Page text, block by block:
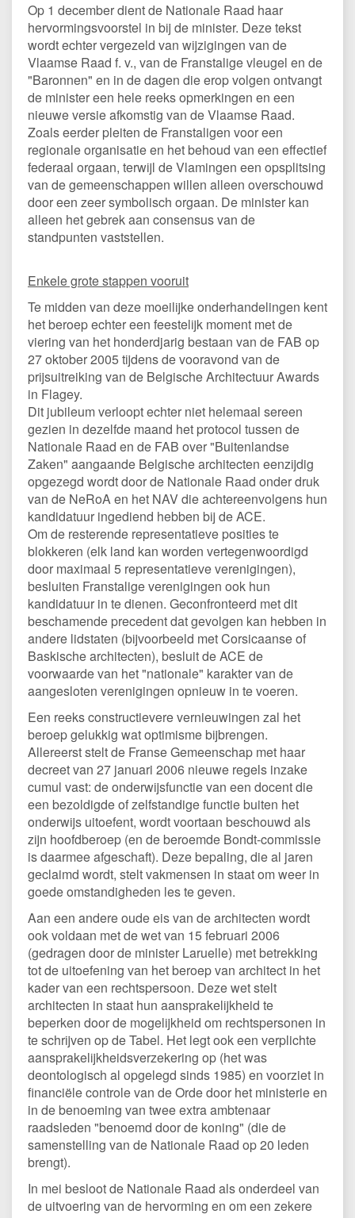
Op 1 december dient de Nationale Raad haar
hervormingsvoorstel in bij de minister. Deze tekst
wordt echter vergezeld van wijzigingen van de
Vlaamse Raad f. v., van de Franstalige vleugel en de
"Baronnen" en in de dagen die erop volgen ontvangt
de minister een hele reeks opmerkingen en een
nieuwe versie afkomstig van de Vlaamse Raad.
Zoals eerder pleiten de Franstaligen voor een
regionale organisatie en het behoud van een effectief
federaal orgaan, terwijl de Vlamingen een opsplitsing
van de gemeenschappen willen alleen overschouwd
door een zeer symbolisch orgaan. De minister kan
alleen het gebrek aan consensus van de
standpunten vaststellen.
Enkele grote stappen vooruit
Te midden van deze moeilijke onderhandelingen kent
het beroep echter een feestelijk moment met de
viering van het honderdjarig bestaan van de FAB op
27 oktober 2005 tijdens de vooravond van de
prijsuitreiking van de Belgische Architectuur Awards
in Flagey.
Dit jubileum verloopt echter niet helemaal sereen
gezien in dezelfde maand het protocol tussen de
Nationale Raad en de FAB over "Buitenlandse
Zaken" aangaande Belgische architecten eenzijdig
opgezegd wordt door de Nationale Raad onder druk
van de NeRoA en het NAV die achtereenvolgens hun
kandidatuur ingediend hebben bij de ACE.
Om de resterende representatieve posities te
blokkeren (elk land kan worden vertegenwoordigd
door maximaal 5 representatieve verenigingen),
besluiten Franstalige verenigingen ook hun
kandidatuur in te dienen. Geconfronteerd met dit
beschamende precedent dat gevolgen kan hebben in
andere lidstaten (bijvoorbeeld met Corsicaanse of
Baskische architecten), besluit de ACE de
voorwaarde van het "nationale" karakter van de
aangesloten verenigingen opnieuw in te voeren.
Een reeks constructievere vernieuwingen zal het
beroep gelukkig wat optimisme bijbrengen.
Allereerst stelt de Franse Gemeenschap met haar
decreet van 27 januari 2006 nieuwe regels inzake
cumul vast: de onderwijsfunctie van een docent die
een bezoldigde of zelfstandige functie buiten het
onderwijs uitoefent, wordt voortaan beschouwd als
zijn hoofdberoep (en de beroemde Bondt-commissie
is daarmee afgeschaft). Deze bepaling, die al jaren
geclaimd wordt, stelt vakmensen in staat om weer in
goede omstandigheden les te geven.
Aan een andere oude eis van de architecten wordt
ook voldaan met de wet van 15 februari 2006
(gedragen door de minister Laruelle) met betrekking
tot de uitoefening van het beroep van architect in het
kader van een rechtspersoon. Deze wet stelt
architecten in staat hun aansprakelijkheid te
beperken door de mogelijkheid om rechtspersonen in
te schrijven op de Tabel. Het legt ook een verplichte
aansprakelijkheidsverzekering op (het was
deontologisch al opgelegd sinds 1985) en voorziet in
financiële controle van de Orde door het ministerie en
in de benoeming van twee extra ambtenaar
raadsleden "benoemd door de koning" (die de
samenstelling van de Nationale Raad op 20 leden
brengt).
In mei besloot de Nationale Raad als onderdeel van
de uitvoering van de hervorming en om een zekere